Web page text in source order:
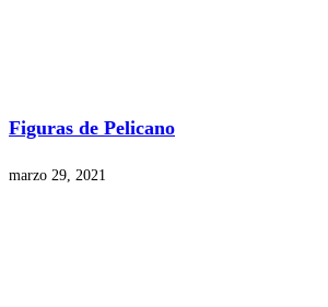
Figuras de Pelicano
marzo 29, 2021